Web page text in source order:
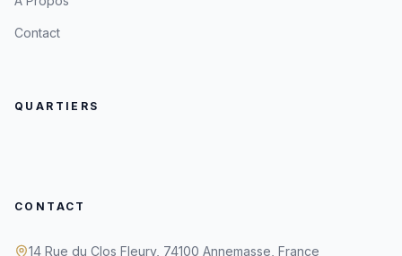
Contact
QUARTIERS
CONTACT
14 Rue du Clos Fleury, 74100 Annemasse, France